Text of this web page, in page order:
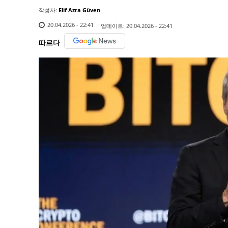
작성자: Elif Azra Güven
20.04.2026 - 22:41
업데이트: 20.04.2026 - 22:41
따르다